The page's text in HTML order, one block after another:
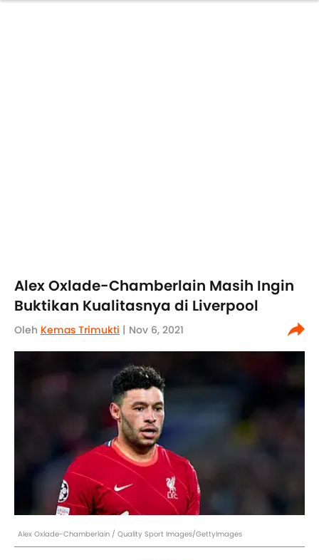
Alex Oxlade-Chamberlain Masih Ingin
Buktikan Kualitasnya di Liverpool
Oleh Kemas Trimukti | Nov 6, 2021
Alex Oxlade-Chamberlain / Quality Sport Images/GettyImages